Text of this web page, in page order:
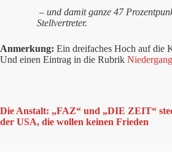
– und damit ganze 47
Stellvertreter.
Anmerkung: Ein dreifaches Hoch auf
Und einen Eintrag in die Rubrik
Die Anstalt: „FAZ“ und „DIE ZEIT“
der USA, die wollen keinen Frieden